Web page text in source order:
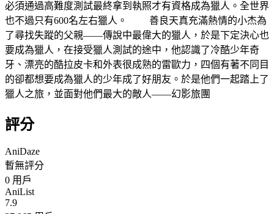
必須通過高難度測試最終拿到執照才有資格成為獵人。全世界
也不過只有600名左右獵人。 善良天真充滿熱情的小杰為
了尋找失蹤的父親——傳說中最偉大的獵人，於是下定決心也
要成為獵人，在接受獵人測試的途中，他認識了冷酷少年奇
牙、漂亮的酷拉皮卡和外表很成熟的雷歐力，四個有著不同目
的卻都想要成為獵人的少年成了好朋友。於是他們一起踏上了
獵人之旅，並面對他們最大的敵人——幻影旅團
評分
AniDaze
暫無評分
0 用戶
AniList
7.9